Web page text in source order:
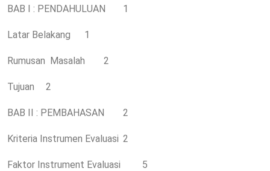
BAB I : PENDAHULUAN 1
Latar Belakang 1
Rumusan Masalah 2
Tujuan 2
BAB II : PEMBAHASAN 2
Kriteria Instrumen Evaluasi 2
Faktor Instrument Evaluasi 5